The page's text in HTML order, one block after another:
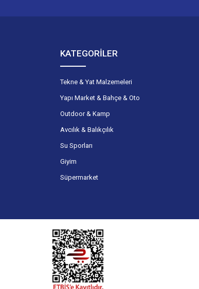
KATEGORİLER
Tekne & Yat Malzemeleri
Yapı Market & Bahçe & Oto
Outdoor & Kamp
Avcılık & Balıkçılık
Su Sporları
Giyim
Süpermarket